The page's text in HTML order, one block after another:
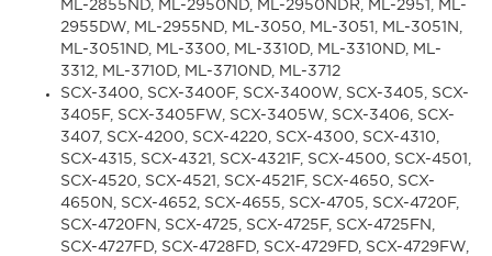
ML-2855ND, ML-2950ND, ML-2950NDR, ML-2951, ML-
2955DW, ML-2955ND, ML-3050, ML-3051, ML-3051N,
ML-3051ND, ML-3300, ML-3310D, ML-3310ND, ML-
3312, ML-3710D, ML-3710ND, ML-3712
SCX-3400, SCX-3400F, SCX-3400W, SCX-3405, SCX-
3405F, SCX-3405FW, SCX-3405W, SCX-3406, SCX-
3407, SCX-4200, SCX-4220, SCX-4300, SCX-4310,
SCX-4315, SCX-4321, SCX-4321F, SCX-4500, SCX-4501,
SCX-4520, SCX-4521, SCX-4521F, SCX-4650, SCX-
4650N, SCX-4652, SCX-4655, SCX-4705, SCX-4720F,
SCX-4720FN, SCX-4725, SCX-4725F, SCX-4725FN,
SCX-4727FD, SCX-4728FD, SCX-4729FD, SCX-4729FW,